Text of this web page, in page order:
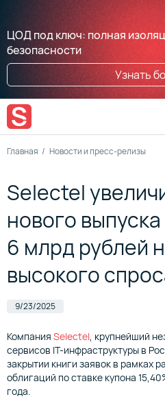
ЦОД под ключ: полная
безопасности
Узнать
Главная Новости и пресс-релизы
Selectel
нового
6 млрд рублей
высокого
9/23/2025
Компания Selectel, крупнейший
сервисов IT-инфраструктуры в
закрытии книги заявок в рамках
облигаций по ставке купона
года.